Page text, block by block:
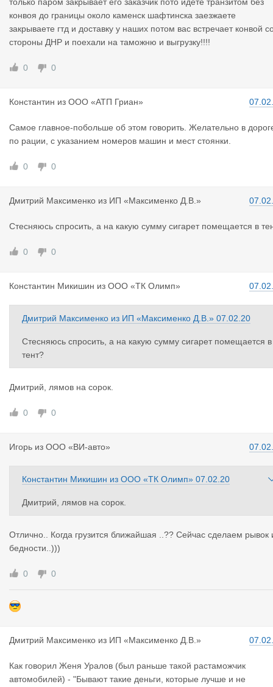
конвоя до границы около каменск шафтинска заезжаете
закрываете гтд и доставку у наших потом вас встречает конвой
стороны ДНР и поехали на таможню и выгрузку!!!!
0 0
Константин из ООО «АТП Гриан»
Самое главное-побольше об этом говорить. Желательно в
по рации, с указанием номеров машин и мест стоянки.
0 0
Дмитрий Максименко из ИП «Максименко Д.В.»
Стесняюсь спросить, а на какую сумму сигарет помещается в
0 0
Константин Микишин из ООО «ТК Олимп»
Дмитрий Максименко из ИП «Максименко Д.В.» 07.02.20
Стесняюсь спросить, а на какую сумму сигарет помещается в
тент?
Дмитрий, лямов на сорок.
0 0
Игорь из ООО «ВИ-авто»
Константин Микишин из ООО «ТК Олимп» 07.02.20
Дмитрий, лямов на сорок.
Отлично.. Когда грузится ближайшая ..?? Сейчас сделаем рывок
бедности..)))
0 0
Дмитрий Максименко из ИП «Максименко Д.В.»
Как говорил Женя Уралов (был раньше такой растаможчик
автомобилей) - "Бывают такие деньги, которые лучше и не